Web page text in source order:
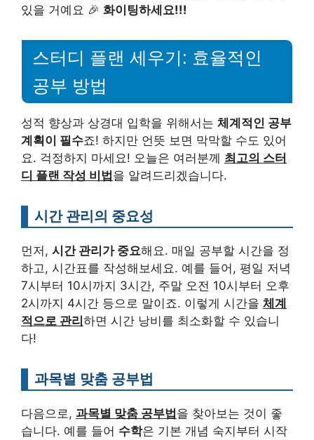
있을 거예요 🎉 화이팅하세요!!!
스터디 플랜 세우기: 효율적인
공부 방법
성적 향상과 상경대 입학을 위해서는 체계적인 공부
계획이 필수죠! 하지만 언뜻 보면 막막할 수도 있어
요. 걱정하지 마세요! 오늘은 여러분께 최고의 스터
디 플랜 작성 비법을 알려드리겠습니다.
시간 관리의 중요성
먼저, 시간 관리가 중요해요. 매일 공부할 시간을 정
하고, 시간표를 작성해보세요. 예를 들어, 평일 저녁
7시부터 10시까지 3시간, 주말 오전 10시부터 오후
2시까지 4시간 등으로 말이죠. 이렇게 시간을 체계
적으로 관리하면 시간 낭비를 최소화할 수 있습니
다!
과목별 맞춤 공부법
다음으로, 과목별 맞춤 공부법을 찾아보는 것이 좋
습니다. 예를 들어 수학은 기본 개념 숙지부터 시작